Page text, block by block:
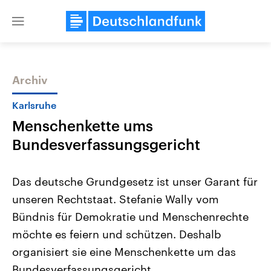
Close
Themen
Landtagswahl Sachsen-Anhalt
2026
Alle Informationen
Sachsen-Anhalt wählt am 6.
September 2026 einen neuen
Landtag. Seit 2021 wird das
Bundesland von einer Koalition aus
USA
Aktuelle Beiträge,
Hintergründe
Wirtschaftlich und
gehören die Vereinigten
den mächtigsten Ländern
Archiv
Karlsruhe
Menschenkette ums
Bundesverfassungsgericht
Das deutsche Grundgesetz ist unser Garant für
unseren Rechtstaat. Stefanie Wally vom
Bündnis für Demokratie und Menschenrechte
möchte es feiern und schützen. Deshalb
organisiert sie eine Menschenkette um das